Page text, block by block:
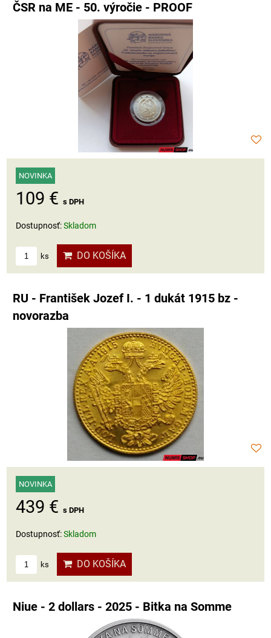
ČSR na ME - 50. výročie - PROOF
NOVINKA
109 € s DPH
Dostupnosť:Skladom
ks DO KOŠÍKA
RU - František Jozef I. - 1 dukát 1915 bz -
novorazba
NOVINKA
439 € s DPH
Dostupnosť:Skladom
ks DO KOŠÍKA
Niue - 2 dollars - 2025 - Bitka na Somme